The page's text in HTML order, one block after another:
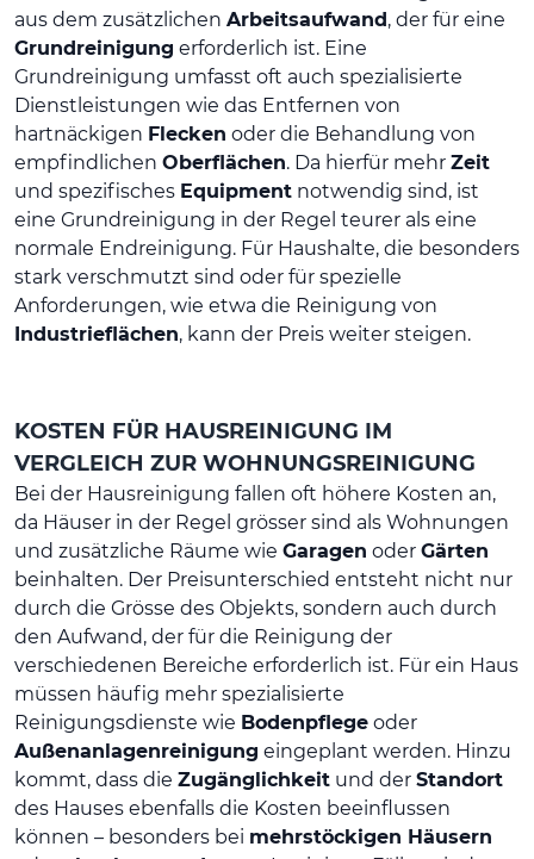
aus dem zusätzlichen Arbeitsaufwand, der für eine
Grundreinigung erforderlich ist. Eine
Grundreinigung umfasst oft auch spezialisierte
Dienstleistungen wie das Entfernen von
hartnäckigen Flecken oder die Behandlung von
empfindlichen Oberflächen. Da hierfür mehr Zeit
und spezifisches Equipment notwendig sind, ist
eine Grundreinigung in der Regel teurer als eine
normale Endreinigung. Für Haushalte, die besonders
stark verschmutzt sind oder für spezielle
Anforderungen, wie etwa die Reinigung von
Industrieflächen, kann der Preis weiter steigen.
KOSTEN FÜR HAUSREINIGUNG IM
VERGLEICH ZUR WOHNUNGSREINIGUNG
Bei der Hausreinigung fallen oft höhere Kosten an,
da Häuser in der Regel grösser sind als Wohnungen
und zusätzliche Räume wie Garagen oder Gärten
beinhalten. Der Preisunterschied entsteht nicht nur
durch die Grösse des Objekts, sondern auch durch
den Aufwand, der für die Reinigung der
verschiedenen Bereiche erforderlich ist. Für ein Haus
müssen häufig mehr spezialisierte
Reinigungsdienste wie Bodenpflege oder
Außenanlagenreinigung eingeplant werden. Hinzu
kommt, dass die Zugänglichkeit und der Standort
des Hauses ebenfalls die Kosten beeinflussen
können – besonders bei mehrstöckigen Häusern